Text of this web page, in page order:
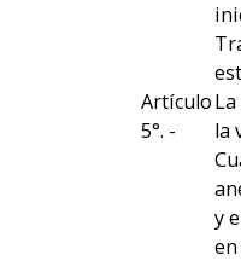
Artículo
5°. -
la
y
en